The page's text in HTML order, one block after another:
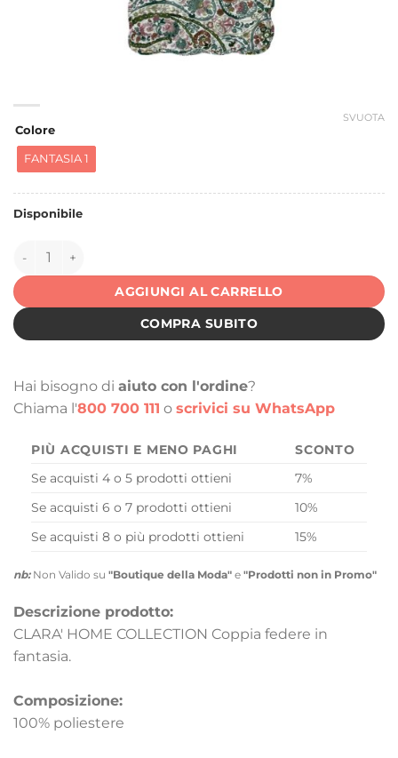
Colore
FANTASIA 1
SVUOTA
Disponibile
150485 quantità
AGGIUNGI AL CARRELLO
COMPRA SUBITO
Hai bisogno di aiuto con l'ordine?
Chiama l'800 700 111 o scrivici su WhatsApp
PIÙ ACQUISTI E MENO PAGHI
SCONTO
Se acquisti 4 o 5 prodotti ottieni
7%
Se acquisti 6 o 7 prodotti ottieni
10%
Se acquisti 8 o più prodotti ottieni
15%
nb:Non Valido su "Boutique della Moda" e "Prodotti non in Promo"
Descrizione prodotto:
CLARA' HOME COLLECTION Coppia federe in
fantasia.
Composizione:
100% poliestere